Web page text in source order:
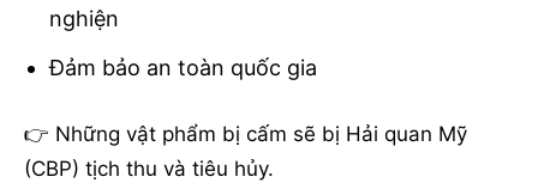
nghiện
Đảm bảo an toàn quốc gia
👉 Những vật phẩm bị cấm sẽ bị Hải quan Mỹ
(CBP) tịch thu và tiêu hủy.